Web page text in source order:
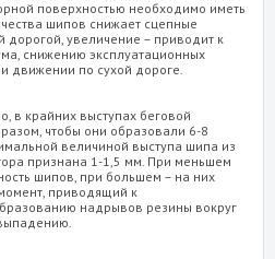
поверхностью необходимо иметь
шипов снижает сцепные
увеличение – приводит к
снижению эксплуатационных
движении по сухой дороге.
в крайних выступах беговой
чтобы они образовали 6-8
величиной выступа шипа из
признана 1-1,5 мм. При меньшем
шипов, при большем – на них
приводящий к
надрывов резины вокруг